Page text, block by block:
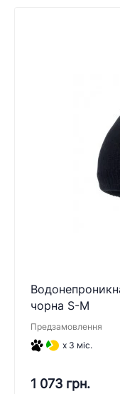
чорна S-M
Предзамовлення
x 3 міс.
1 073 грн.